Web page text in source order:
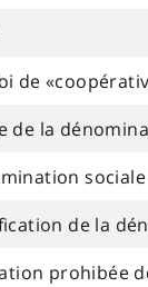
de
de la
de la
prohibée